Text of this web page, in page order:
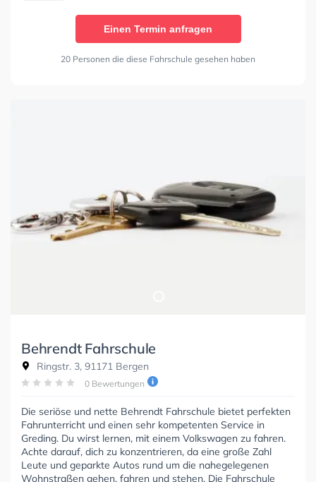
Einen Termin anfragen
20 Personen die diese Fahrschule gesehen haben
Behrendt Fahrschule
Ringstr. 3, 91171 Bergen
0 Bewertungen
Die seriöse und nette Behrendt Fahrschule bietet perfekten
Fahrunterricht und einen sehr kompetenten Service in
Greding. Du wirst lernen, mit einem Volkswagen zu fahren.
Achte darauf, dich zu konzentrieren, da eine große Zahl
Leute und geparkte Autos rund um die nahegelegenen
Wohnstraßen gehen, fahren und stehen. Die Fahrschule